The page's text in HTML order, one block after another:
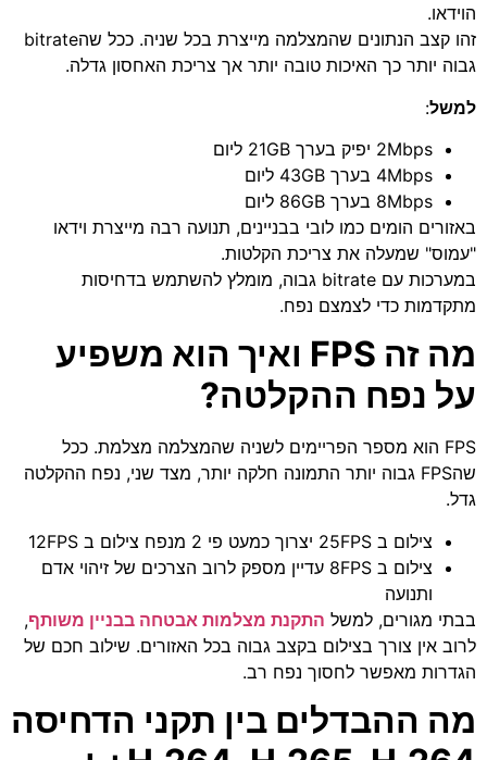
הוידאו.
זהו קצב הנתונים שהמצלמה מייצרת בכל שניה. ככל שהbitrate
גבוה יותר כך האיכות טובה יותר אך צריכת האחסון גדלה.
למשל:
2Mbps יפיק בערך 21GB ליום
4Mbps בערך 43GB ליום
8Mbps בערך 86GB ליום
באזורים הומים כמו לובי בבניינים, תנועה רבה מייצרת וידאו
"עמוס" שמעלה את צריכת הקלטות.
במערכות עם bitrate גבוה, מומלץ להשתמש בדחיסות
מתקדמות כדי לצמצם נפח.
מה זה FPS ואיך הוא משפיע
על נפח ההקלטה?
FPS הוא מספר הפריימים לשניה שהמצלמה מצלמת. ככל
שהFPS גבוה יותר התמונה חלקה יותר, מצד שני, נפח ההקלטה
גדל.
צילום ב 25FPS יצרוך כמעט פי 2 מנפח צילום ב 12FPS
צילום ב 8FPS עדיין מספק לרוב הצרכים של זיהוי אדם
ותנועה
בבתי מגורים, למשל התקנת מצלמות אבטחה בבניין משותף,
לרוב אין צורך בצילום בקצב גבוה בכל האזורים. שילוב חכם של
הגדרות מאפשר לחסוך נפח רב.
מה ההבדלים בין תקני הדחיסה